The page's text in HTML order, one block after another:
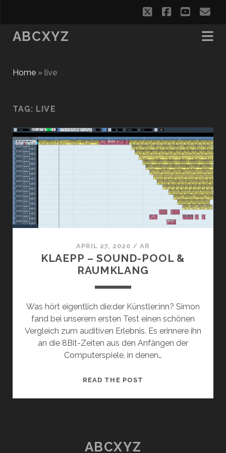
twitterfacebook
ABCXYZ
Home» live
TAG: LIVE
APRIL 27, 2020 /AR
KLAEPP – SOUND-POOL &
RAUMKLANG
Was hört eigentlich die:der Künstler:inn? Simon
fand bei unserem ersten Test einen schönen
Vergleich zum auditiven Erlebnis. Es erinnere ihn
an die 8Bit-Zeiten aus den Anfängen der
Computerspiele, in denen…
READ THE POST
ABCXYZ